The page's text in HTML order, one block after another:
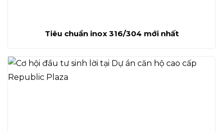
Tiêu chuẩn inox 316/304 mới nhất